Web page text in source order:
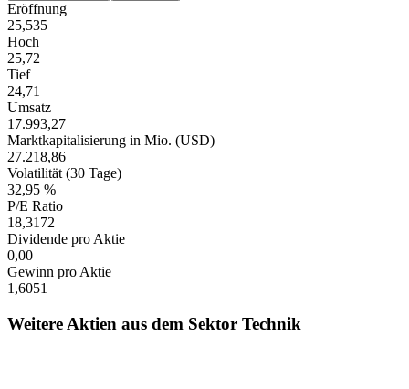
Eröffnung
25,535
Hoch
25,72
Tief
24,71
Umsatz
17.993,27
Marktkapitalisierung in Mio. (USD)
27.218,86
Volatilität (30 Tage)
32,95 %
P/E Ratio
18,3172
Dividende pro Aktie
0,00
Gewinn pro Aktie
1,6051
Weitere Aktien aus dem Sektor Technik